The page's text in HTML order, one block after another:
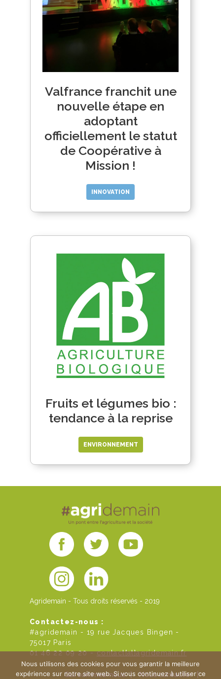
Valfrance franchit une
nouvelle étape en
adoptant
officiellement le statut
de Coopérative à
Mission !
INNOVATION
Fruits et légumes bio :
tendance à la reprise
ENVIRONNEMENT
Agridemain - Tous droits réservés - 2019
Contactez-nous :
#agridemain - 19 rue Jacques Bingen -
75017 Paris
01 46 22 09 20 -contact[at]agridemain.fr
Qui sommes-nous | Nous contacter |
Nous utilisons des cookies pour vous garantir la meilleure
expérience sur notre site web. Si vous continuez à utiliser ce